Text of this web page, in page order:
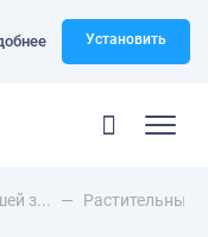
Установить
з... — Растительные